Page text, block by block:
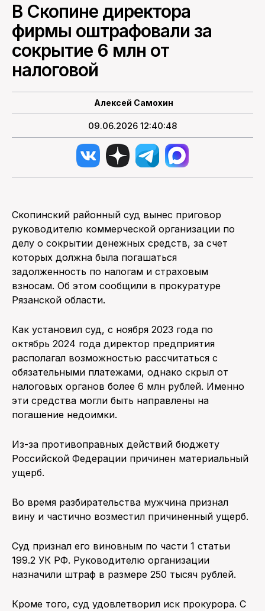
В Скопине директора
фирмы оштрафовали за
сокрытие 6 млн от
налоговой
Алексей Самохин
09.06.2026 12:40:48
Скопинский районный суд вынес приговор
руководителю коммерческой организации по
делу о сокрытии денежных средств, за счет
которых должна была погашаться
задолженность по налогам и страховым
взносам. Об этом сообщили в прокуратуре
Рязанской области.
Как установил суд, с ноября 2023 года по
октябрь 2024 года директор предприятия
располагал возможностью рассчитаться с
обязательными платежами, однако скрыл от
налоговых органов более 6 млн рублей. Именно
эти средства могли быть направлены на
погашение недоимки.
Из-за противоправных действий бюджету
Российской Федерации причинен материальный
ущерб.
Во время разбирательства мужчина признал
вину и частично возместил причиненный ущерб.
Суд признал его виновным по части 1 статьи
199.2 УК РФ. Руководителю организации
назначили штраф в размере 250 тысяч рублей.
Кроме того, суд удовлетворил иск прокурора. С